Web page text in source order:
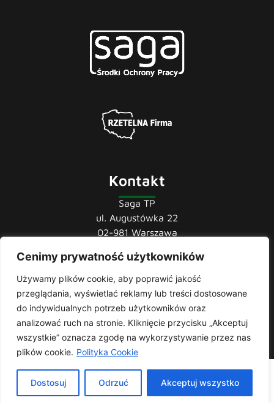
Cenimy prywatność użytkowników
Używamy plików cookie, aby poprawić jakość
przeglądania, wyświetlać reklamy lub treści dostosowane
do indywidualnych potrzeb użytkowników oraz
analizować ruch na stronie. Kliknięcie przycisku „Akceptuj
wszystkie” oznacza zgodę na wykorzystywanie przez nas
plików cookie. Polityka Cookie
Dostosuj Odrzuć Akceptuj wszystko
Kontakt
Saga TP
ul. Augustówka 22
02-981 Warszawa
tel.: 22 741 36 85
22 852 43 60
mail:biuro@sagatp.pl
Saga T.P. © 2020 All rights Reserved. Made with bySkydoo
Polityka prywatności| Producent i importer odzieży roboczej